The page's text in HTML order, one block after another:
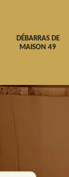
DÉBARRAS DE
MAISON 49